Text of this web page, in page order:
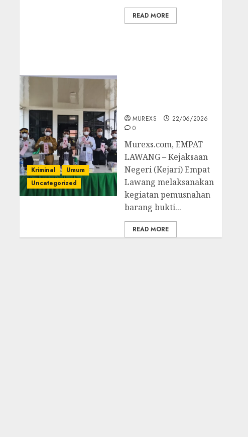
READ MORE
Kriminal
Umum
Uncategorized
MUREXS
22/06/2026
0
‎Murexs.com, EMPAT
LAWANG – Kejaksaan
Negeri (Kejari) Empat
Lawang melaksanakan
kegiatan pemusnahan
barang bukti...
READ MORE